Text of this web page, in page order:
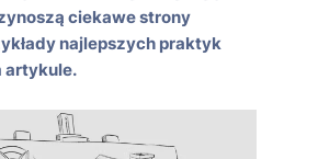
ciekawe strony
najlepszych praktyk
artykule.